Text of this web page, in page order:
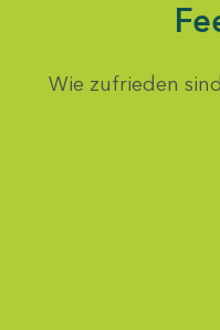
Wie zufrieden